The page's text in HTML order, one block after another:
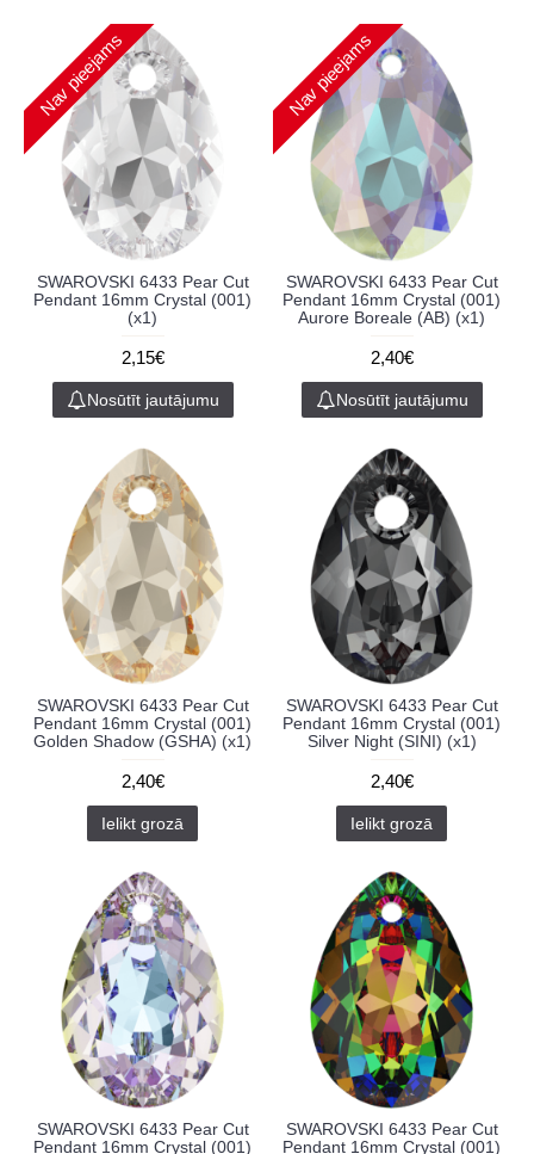
Nav pieejams
SWAROVSKI 6433 Pear Cut
Pendant 16mm Crystal (001)
(x1)
2,15€
Nosūtīt jautājumu
Nav pieejams
SWAROVSKI 6433 Pear Cut
Pendant 16mm Crystal (001)
Aurore Boreale (AB) (x1)
2,40€
Nosūtīt jautājumu
SWAROVSKI 6433 Pear Cut
Pendant 16mm Crystal (001)
Golden Shadow (GSHA) (x1)
2,40€
Ielikt grozā
SWAROVSKI 6433 Pear Cut
Pendant 16mm Crystal (001)
Silver Night (SINI) (x1)
2,40€
Ielikt grozā
SWAROVSKI 6433 Pear Cut
Pendant 16mm Crystal (001)
SWAROVSKI 6433 Pear Cut
Pendant 16mm Crystal (001)